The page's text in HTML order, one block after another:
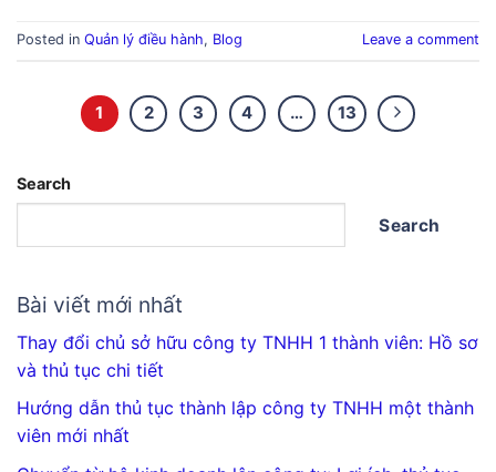
Posted in Quản lý điều hành, Blog Leave a comment
1 2 3 4 … 13
Search
Search
Bài viết mới nhất
Thay đổi chủ sở hữu công ty TNHH 1 thành viên: Hồ sơ
và thủ tục chi tiết
Hướng dẫn thủ tục thành lập công ty TNHH một thành
viên mới nhất